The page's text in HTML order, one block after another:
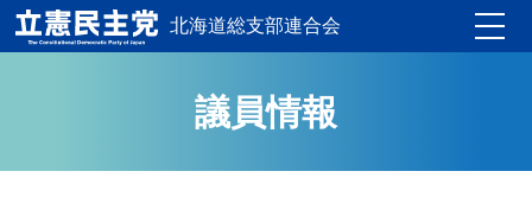
北海道総支部連合会
議員情報